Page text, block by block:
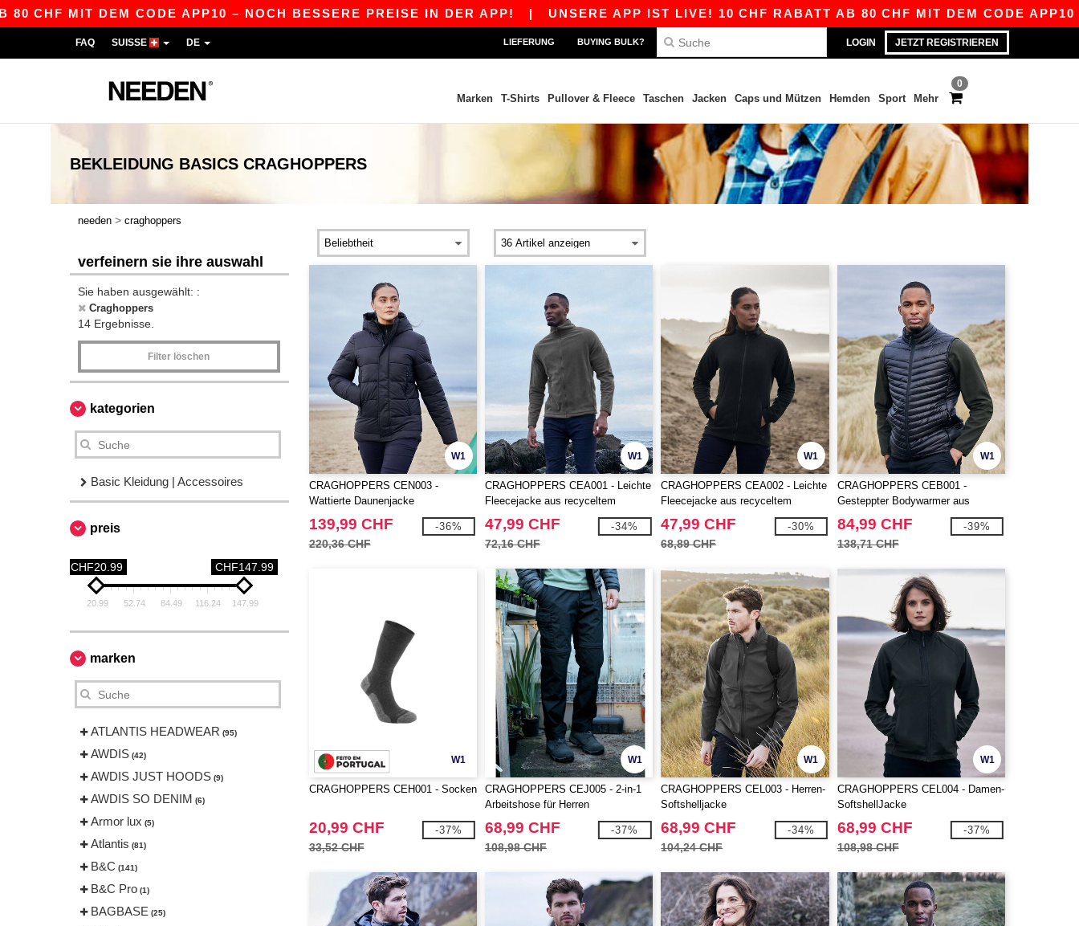
MIT DEM CODE APP10 – NOCH BESSERE PREISE IN DER APP!|UNSERE APP IST LIVE! 10 CHF RABATT AB 80 CHF MIT DEM CODE APP10 –
LOGIN JETZT REGISTRIEREN
FAQ SUISSE DE LIEFERUNG BUYING BULK?
0
Marken T-Shirts Pullover & Fleece Taschen Jacken Caps und Mützen Hemden Sport Mehr
BEKLEIDUNG BASICS CRAGHOPPERS
needen > craghoppers
verfeinern sie ihre auswahl
Sie haben ausgewählt: :
Craghoppers
14 Ergebnisse.
Filter löschen
kategorien
Basic Kleidung | Accessoires
preis
CHF20.99 CHF147.99
20.99 52.74 84.49 116.24 147.99
marken
ATLANTIS HEADWEAR (95)
AWDIS (42)
AWDIS JUST HOODS (9)
AWDIS SO DENIM (6)
Armor lux (5)
Atlantis (81)
B&C (141)
B&C Pro (1)
BAGBASE (25)
W1
CRAGHOPPERS CEN003 -
Wattierte Daunenjacke
139,99 CHF
220,36 CHF
-36%
W1
CRAGHOPPERS CEA001 - Leichte
Fleecejacke aus recyceltem
Polyester
47,99 CHF
72,16 CHF
-34%
W1
CRAGHOPPERS CEA002 - Leichte
Fleecejacke aus recyceltem
Polyester
47,99 CHF
68,89 CHF
-30%
W1
CRAGHOPPERS CEB001 -
Gesteppter Bodywarmer aus
recyceltem Polyester
84,99 CHF
138,71 CHF
-39%
W1
CRAGHOPPERS CEH001 - Socken
20,99 CHF
33,52 CHF
-37%
W1
CRAGHOPPERS CEJ005 - 2-in-1
Arbeitshose für Herren
68,99 CHF
108,98 CHF
-37%
W1
CRAGHOPPERS CEL003 - Herren-
Softshelljacke
68,99 CHF
104,24 CHF
-34%
W1
CRAGHOPPERS CEL004 - Damen-
SoftshellJacke
68,99 CHF
108,98 CHF
-37%